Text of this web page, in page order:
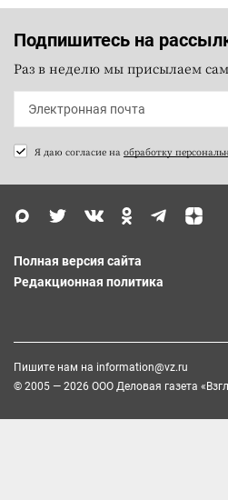
Подпишитесь на
Раз в неделю мы присылаем
Я даю согласие на обработку
Полная версия сайта
Редакционная политика
Пишите нам на information@vz.ru
© 2005 — 2026 ООО Деловая газета